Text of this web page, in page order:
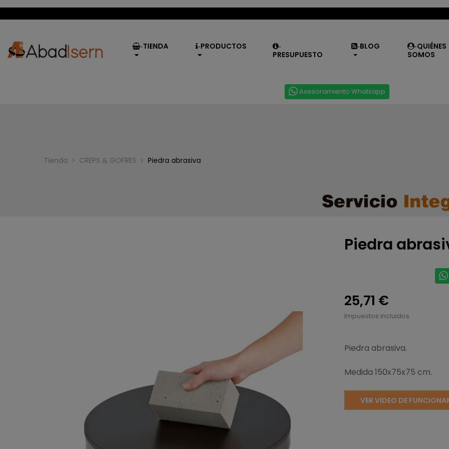
-TIENDA -PRODUCTOS -
PRESUPUESTO
-BLOG -QUIÉNES
SOMOS
Asesoramiento Whatsapp
Tienda CREPS & GOFRES Piedra abrasiva
Piedra
25,71 €
Impuestos incluidos
Piedra abrasiva.
Medida 150x75x75 cm.
VER VIDEO DE